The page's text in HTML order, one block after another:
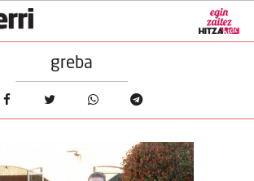
greba